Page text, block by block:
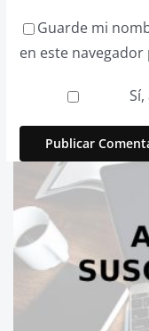
Guarde mi
en este